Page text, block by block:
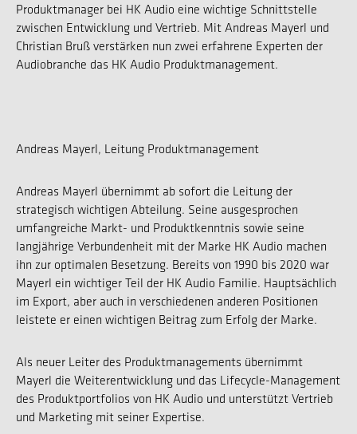
Produktmanager bei HK Audio eine wichtige Schnittstelle
zwischen Entwicklung und Vertrieb. Mit Andreas Mayerl und
Christian Bruß verstärken nun zwei erfahrene Experten der
Audiobranche das HK Audio Produktmanagement.
Andreas Mayerl, Leitung Produktmanagement
Andreas Mayerl übernimmt ab sofort die Leitung der
strategisch wichtigen Abteilung. Seine ausgesprochen
umfangreiche Markt- und Produktkenntnis sowie seine
langjährige Verbundenheit mit der Marke HK Audio machen
ihn zur optimalen Besetzung. Bereits von 1990 bis 2020 war
Mayerl ein wichtiger Teil der HK Audio Familie. Hauptsächlich
im Export, aber auch in verschiedenen anderen Positionen
leistete er einen wichtigen Beitrag zum Erfolg der Marke.
Als neuer Leiter des Produktmanagements übernimmt
Mayerl die Weiterentwicklung und das Lifecycle-Management
des Produktportfolios von HK Audio und unterstützt Vertrieb
und Marketing mit seiner Expertise.